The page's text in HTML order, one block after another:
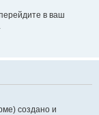
в ваш
создано и